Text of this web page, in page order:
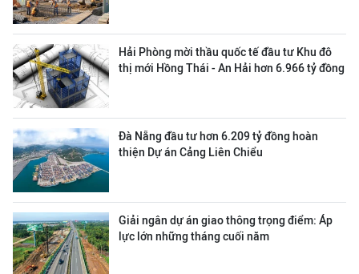
Hải Phòng mời thầu quốc tế đầu tư Khu đô
thị mới Hồng Thái - An Hải hơn 6.966 tỷ đồng
Đà Nẵng đầu tư hơn 6.209 tỷ đồng hoàn
thiện Dự án Cảng Liên Chiểu
Giải ngân dự án giao thông trọng điểm: Áp
lực lớn những tháng cuối năm